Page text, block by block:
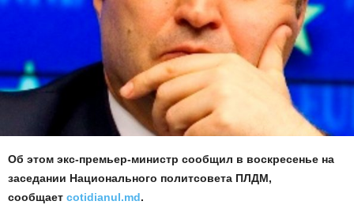
Об этом экс-премьер-министр сообщил в воскресенье на
заседании Национального политсовета ПЛДМ,
сообщает cotidianul.md.